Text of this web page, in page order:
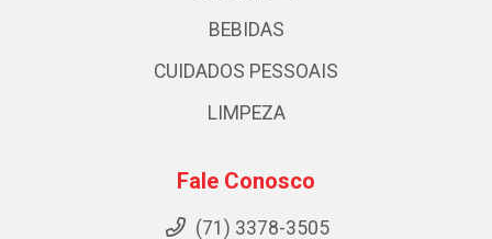
BEBIDAS
CUIDADOS PESSOAIS
LIMPEZA
Fale Conosco
(71) 3378-3505